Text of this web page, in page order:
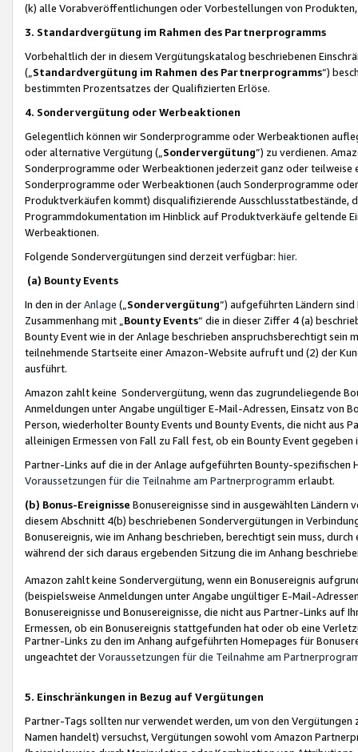
(k) alle Vorabveröffentlichungen oder Vorbestellungen von
3. Standardvergütung im Rahmen des Partnerprogramms
Vorbehaltlich der in diesem Vergütungskatalog beschriebenen
(„ Standardvergütung im Rahmen des Partnerprogramms“)
bestimmten Prozentsatzes der Qualifizierten Erlöse.
4. Sondervergütung oder Werbeaktionen
Gelegentlich können wir Sonderprogramme oder Werbeaktionen
oder alternative Vergütung („ Sondervergütung”) zu verdienen.
Sonderprogramme oder Werbeaktionen jederzeit ganz oder
Sonderprogramme oder Werbeaktionen (auch Sonderprogramme
Produktverkäufen kommt) disqualifizierende Ausschlusstatbestände,
Programmdokumentation im Hinblick auf Produktverkäufe geltende
Werbeaktionen.
Folgende Sondervergütungen sind derzeit verfügbar: hier.
(a) Bounty Events
In den in derAnlage („ Sondervergütung“) aufgeführten Ländern
Zusammenhang mit „ Bounty Events“ die in dieser Ziffer 4 (a)
Bounty Event wie in der Anlage beschrieben anspruchsberechtigt sein
teilnehmende Startseite einer Amazon-Website aufruft und (2) der
ausführt.
Amazon zahlt keine Sondervergütung, wenn das zugrundeliegende
Anmeldungen unter Angabe ungültiger E-Mail-Adressen, Einsatz von
Person, wiederholter Bounty Events und Bounty Events, die nicht
alleinigen Ermessen von Fall zu Fall fest, ob ein Bounty Event
Partner-Links auf die in der Anlage aufgeführten Bounty-spezifischen
Voraussetzungen für die Teilnahme am Partnerprogramm erlaubt.
(b) Bonus-Ereignisse Bonusereignisse sind in ausgewählten Ländern
diesem Abschnitt 4(b) beschriebenen Sondervergütungen in
Bonusereignis, wie im Anhang beschrieben, berechtigt sein muss,
während der sich daraus ergebenden Sitzung die im Anhang
Amazon zahlt keine Sondervergütung, wenn ein Bonusereignis
(beispielsweise Anmeldungen unter Angabe ungültiger E-Mail-
Bonusereignisse und Bonusereignisse, die nicht aus Partner-Links auf
Ermessen, ob ein Bonusereignis stattgefunden hat oder ob eine
Partner-Links zu den im Anhang aufgeführten Homepages für
ungeachtet derVoraussetzungen für die Teilnahme am
5. Einschränkungen in Bezug auf Vergütungen
Partner-Tags sollten nur verwendet werden, um von den
Namen handelt) versuchst, Vergütungen sowohl vom Amazon